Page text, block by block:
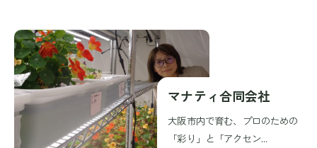
マナティ合同会社
大阪市内で育む、プロのための
「彩り」と「アクセン...